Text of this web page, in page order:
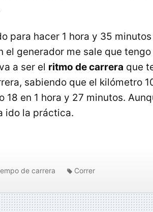
para hacer 1 hora y 35
el generador me sale que
a ser el ritmo de carrera que
sabiendo que el kilómetro
en 1 hora y 27 minutos.
ido la práctica.
de carrera Correr